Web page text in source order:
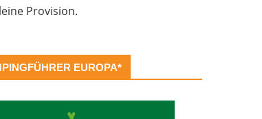
Provision.
EUROPA*